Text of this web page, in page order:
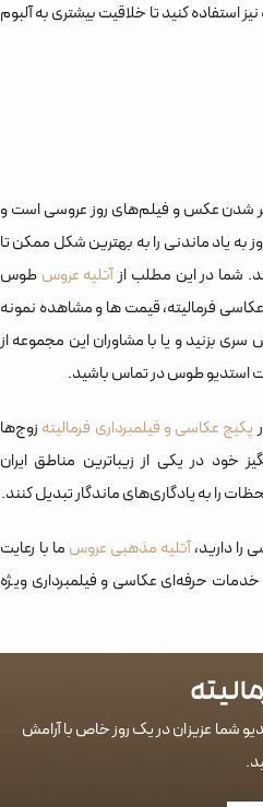
نیز استفاده کنید تا خلاقیت بیشتری به آلبوم
شدن عکس و فیلم‌های روز عروسی است و
به یاد ماندنی را به بهترین شکل ممکن تا
شما در این مطلب ازآتلیه عروس طوس
فرمالیته، قیمت ها و مشاهده نمونه
بزنید و یا با مشاوران این مجموعه از
استدیو طوس در تماس باشید.
پکیج عکاسی و فیلمبرداری فرمالیته زوج‌ها
خود در یکی از زیباترین مناطق ایران
را به یادگاری‌های ماندگار تبدیل کنند.
دارید،آتلیه مذهبی عروس ما با رعایت
حرفه‌ای عکاسی و فیلمبرداری ویژه
شما عزیزان در یک روز خاص با آرامش